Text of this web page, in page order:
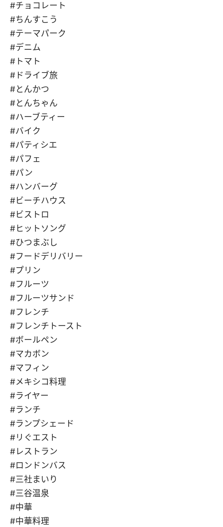
#チョコレート
#ちんすこう
#テーマパーク
#デニム
#トマト
#ドライブ旅
#とんかつ
#とんちゃん
#ハーブティー
#バイク
#パティシエ
#パフェ
#パン
#ハンバーグ
#ビーチハウス
#ビストロ
#ヒットソング
#ひつまぶし
#フードデリバリー
#プリン
#フルーツ
#フルーツサンド
#フレンチ
#フレンチトースト
#ボールペン
#マカボン
#マフィン
#メキシコ料理
#ライヤー
#ランチ
#ランプシェード
#リぐエスト
#レストラン
#ロンドンバス
#三社まいり
#三谷温泉
#中華
#中華料理